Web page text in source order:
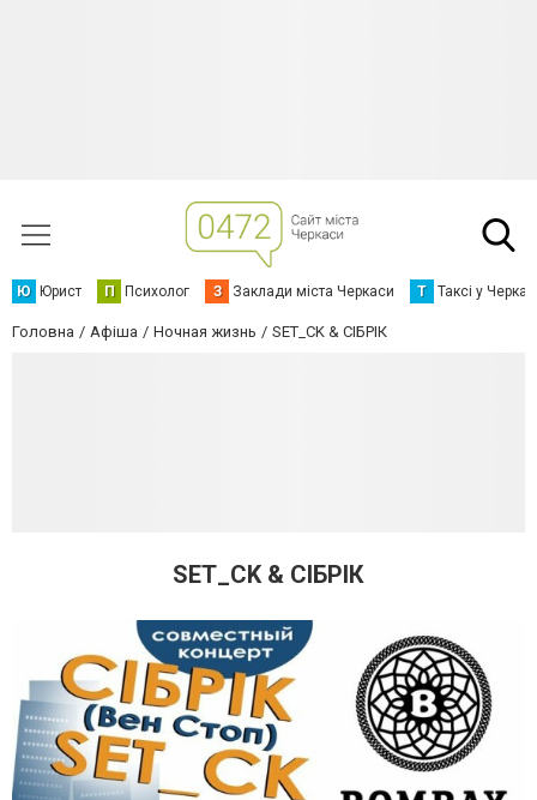
Ю Юрист П Психолог З Заклади міста Черкаси Т Таксі у
Головна Афіша Ночная жизнь SET_CK & СIБРIК
SET_CK & СIБРIК